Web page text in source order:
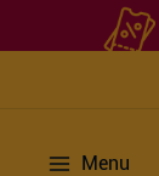
Menu